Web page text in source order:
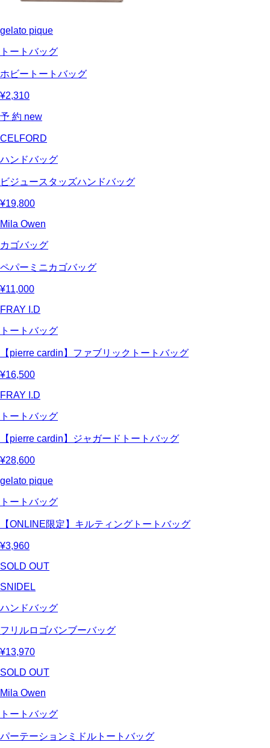
gelato pique
トートバッグ
ホビートートバッグ
¥2,310
予 約 new
CELFORD
ハンドバッグ
ビジュースタッズハンドバッグ
¥19,800
Mila Owen
カゴバッグ
ペパーミニカゴバッグ
¥11,000
FRAY I.D
トートバッグ
【pierre cardin】ファブリックトートバッグ
¥16,500
FRAY I.D
トートバッグ
【pierre cardin】ジャガードトートバッグ
¥28,600
gelato pique
トートバッグ
【ONLINE限定】キルティングトートバッグ
¥3,960
SOLD OUT
SNIDEL
ハンドバッグ
フリルロゴバンブーバッグ
¥13,970
SOLD OUT
Mila Owen
トートバッグ
パーテーションミドルトートバッグ